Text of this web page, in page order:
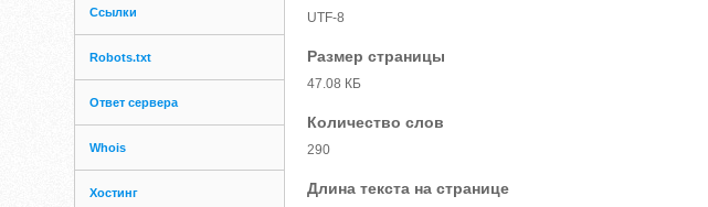
Ссылки
Robots.txt
Ответ сервера
Whois
Хостинг
UTF-8
Размер страницы
47.08 КБ
Количество слов
290
Длина текста на странице